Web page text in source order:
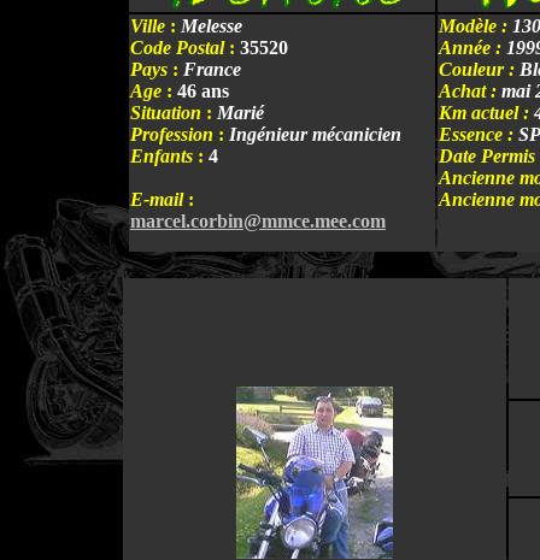
Ville : Melesse
Code Postal: 35520
Pays : France
Age : 46 ans
Situation : Marié
Profession : Ingénieur mécanicien
Enfants : 4
E-mail :
marcel.corbin@mmce.mee.com
Modèle :
Année :
Couleur :
Achat : mai
Km actuel :
Essence :
Date Permis
Ancienne
Ancienne